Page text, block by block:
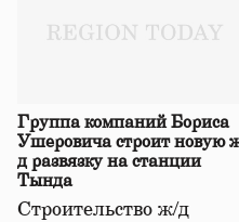
Группа компаний Бориса
Ушеровича строит новую
д развязку на станции
Тында
Строительство ж/д